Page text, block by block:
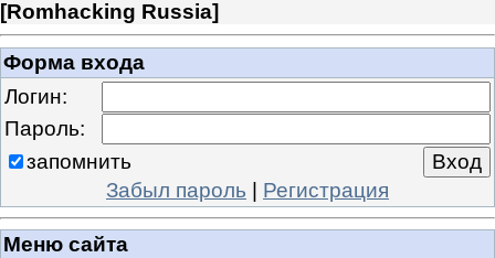
[Romhacking Russia]
Форма входа
Логин:
Пароль:
запомнить
Забыл пароль | Регистрация
Меню сайта